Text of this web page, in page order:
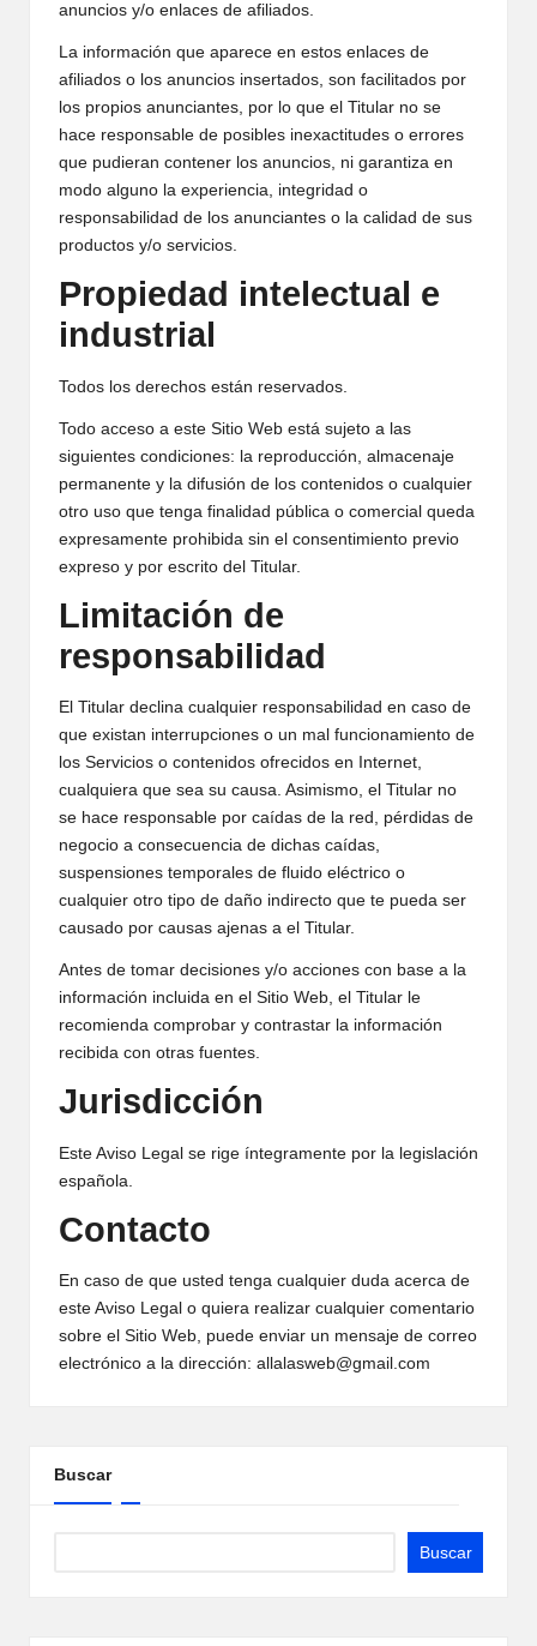
anuncios y/o enlaces de afiliados.
La información que aparece en estos enlaces de
afiliados o los anuncios insertados, son facilitados por
los propios anunciantes, por lo que el Titular no se
hace responsable de posibles inexactitudes o errores
que pudieran contener los anuncios, ni garantiza en
modo alguno la experiencia, integridad o
responsabilidad de los anunciantes o la calidad de sus
productos y/o servicios.
Propiedad intelectual e
industrial
Todos los derechos están reservados.
Todo acceso a este Sitio Web está sujeto a las
siguientes condiciones: la reproducción, almacenaje
permanente y la difusión de los contenidos o cualquier
otro uso que tenga finalidad pública o comercial queda
expresamente prohibida sin el consentimiento previo
expreso y por escrito del Titular.
Limitación de
responsabilidad
El Titular declina cualquier responsabilidad en caso de
que existan interrupciones o un mal funcionamiento de
los Servicios o contenidos ofrecidos en Internet,
cualquiera que sea su causa. Asimismo, el Titular no
se hace responsable por caídas de la red, pérdidas de
negocio a consecuencia de dichas caídas,
suspensiones temporales de fluido eléctrico o
cualquier otro tipo de daño indirecto que te pueda ser
causado por causas ajenas a el Titular.
Antes de tomar decisiones y/o acciones con base a la
información incluida en el Sitio Web, el Titular le
recomienda comprobar y contrastar la información
recibida con otras fuentes.
Jurisdicción
Este Aviso Legal se rige íntegramente por la legislación
española.
Contacto
En caso de que usted tenga cualquier duda acerca de
este Aviso Legal o quiera realizar cualquier comentario
sobre el Sitio Web, puede enviar un mensaje de correo
electrónico a la dirección: allalasweb@gmail.com
Buscar
Buscar